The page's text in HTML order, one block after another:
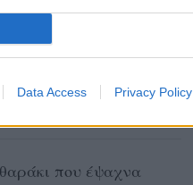
Data Access Privacy Policy
που έψαχνα